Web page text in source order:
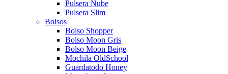
Pulsera Nube
Pulsera Slim
Bolsos
Bolso Shopper
Bolso Moon Gris
Bolso Moon Beige
Mochila OldSchool
Guardatodo Honey